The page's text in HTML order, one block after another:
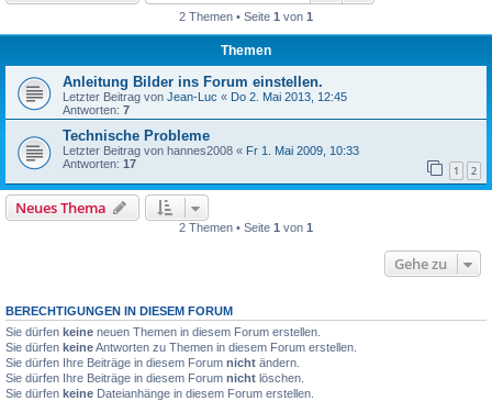
2 Themen • Seite 1 von 1
Themen
Anleitung Bilder ins Forum einstellen.
Letzter Beitrag von Jean-Luc « Do 2. Mai 2013, 12:45
Antworten: 7
Technische Probleme
Letzter Beitrag von hannes2008 « Fr 1. Mai 2009, 10:33
Antworten: 17 1 2
Neues Thema
2 Themen • Seite 1 von 1
Gehe zu
BERECHTIGUNGEN IN DIESEM FORUM
Sie dürfen keine neuen Themen in diesem Forum erstellen.
Sie dürfen keineAntworten zu Themen in diesem Forum erstellen.
Sie dürfen Ihre Beiträge in diesem Forum nicht ändern.
Sie dürfen Ihre Beiträge in diesem Forum nicht löschen.
Sie dürfen keine Dateianhänge in diesem Forum erstellen.